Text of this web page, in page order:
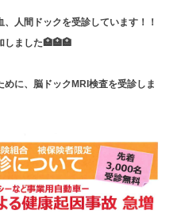
人間ドックを受診しています！！
しました🏥🏥🏥
に、脳ドックMRI検査を受診しま